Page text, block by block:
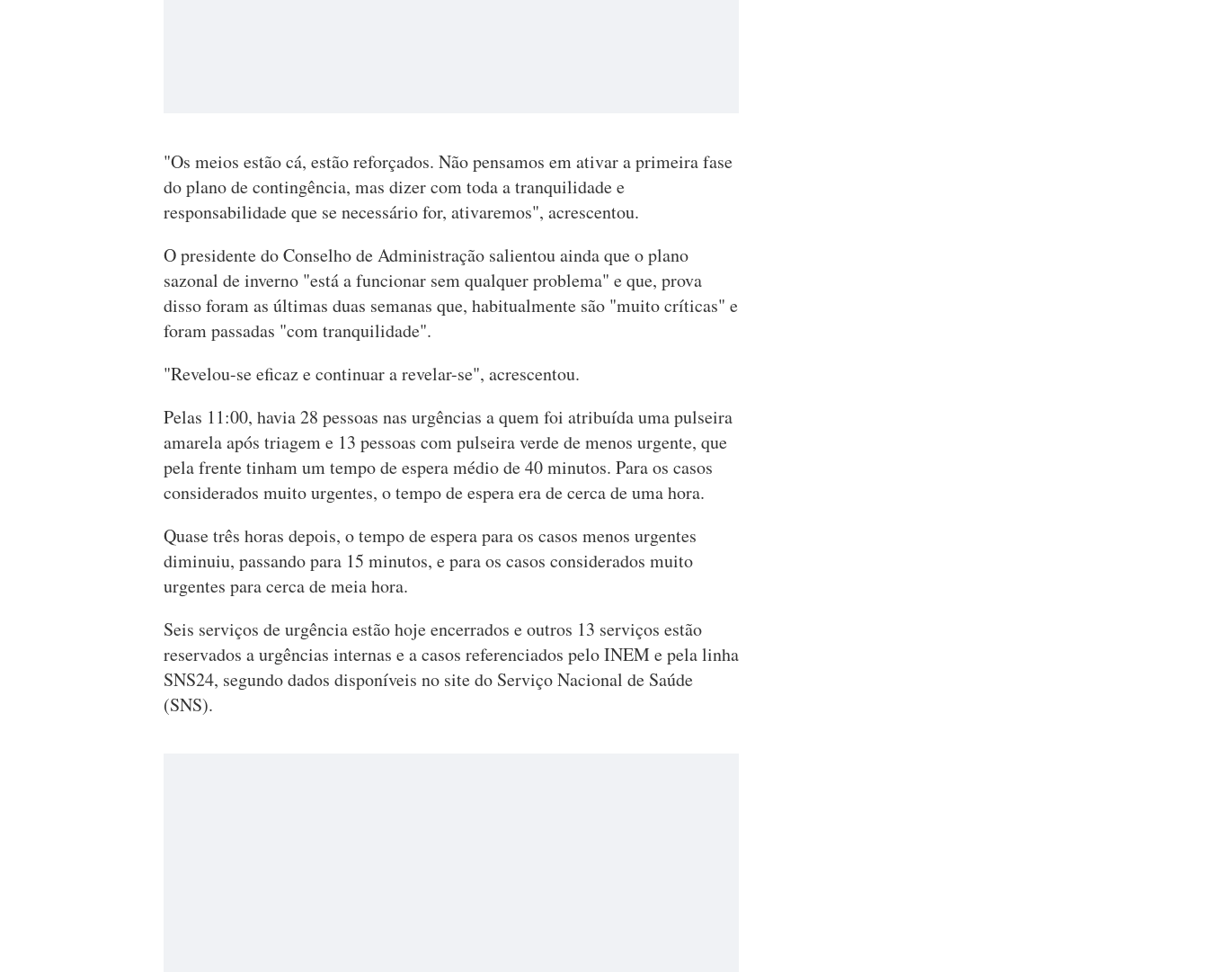
"Os meios estão cá, estão reforçados. Não pensamos em ativar a primeira fase
do plano de contingência, mas dizer com toda a tranquilidade e
responsabilidade que se necessário for, ativaremos", acrescentou.
O presidente do Conselho de Administração salientou ainda que o plano
sazonal de inverno "está a funcionar sem qualquer problema" e que, prova
disso foram as últimas duas semanas que, habitualmente são "muito críticas" e
foram passadas "com tranquilidade".
"Revelou-se eficaz e continuar a revelar-se", acrescentou.
Pelas 11:00, havia 28 pessoas nas urgências a quem foi atribuída uma pulseira
amarela após triagem e 13 pessoas com pulseira verde de menos urgente, que
pela frente tinham um tempo de espera médio de 40 minutos. Para os casos
considerados muito urgentes, o tempo de espera era de cerca de uma hora.
Quase três horas depois, o tempo de espera para os casos menos urgentes
diminuiu, passando para 15 minutos, e para os casos considerados muito
urgentes para cerca de meia hora.
Seis serviços de urgência estão hoje encerrados e outros 13 serviços estão
reservados a urgências internas e a casos referenciados pelo INEM e pela linha
SNS24, segundo dados disponíveis no site do Serviço Nacional de Saúde
(SNS).